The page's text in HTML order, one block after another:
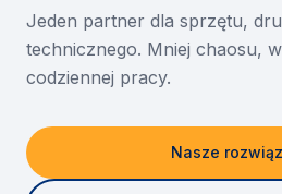
O nas
Kontakt
Jeden partner dla sprzętu,
technicznego. Mniej chaosu,
codziennej pracy.
Nasze